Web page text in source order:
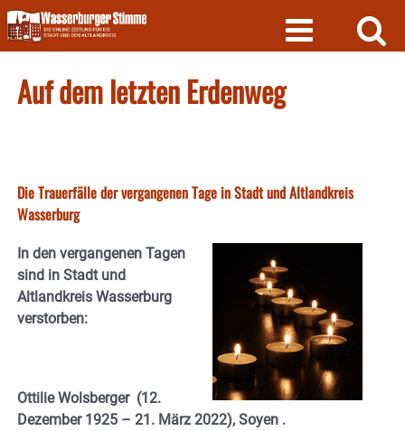
Skip
to
content
Auf dem letzten Erdenweg
Die Trauerfälle der vergangenen Tage in Stadt und Altlandkreis
Wasserburg
In den vergangenen Tagen
sind in Stadt und
Altlandkreis Wasserburg
verstorben:
Ottilie Wolsberger (12.
Dezember 1925 – 21. März 2022), Soyen .